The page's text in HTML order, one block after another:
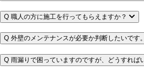
Q 職人の方に施工を行ってもらえますか？
Q 外壁のメンテナンスが必要か判断したいです。
Q 雨漏りで困っていますのですが、どうすれば